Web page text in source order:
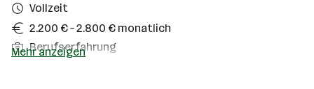
Vollzeit
2.200 € – 2.800 € monatlich
Berufserfahrung
Mehr anzeigen